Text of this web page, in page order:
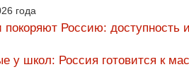
года
покоряют Россию:
у школ: Россия готовится к